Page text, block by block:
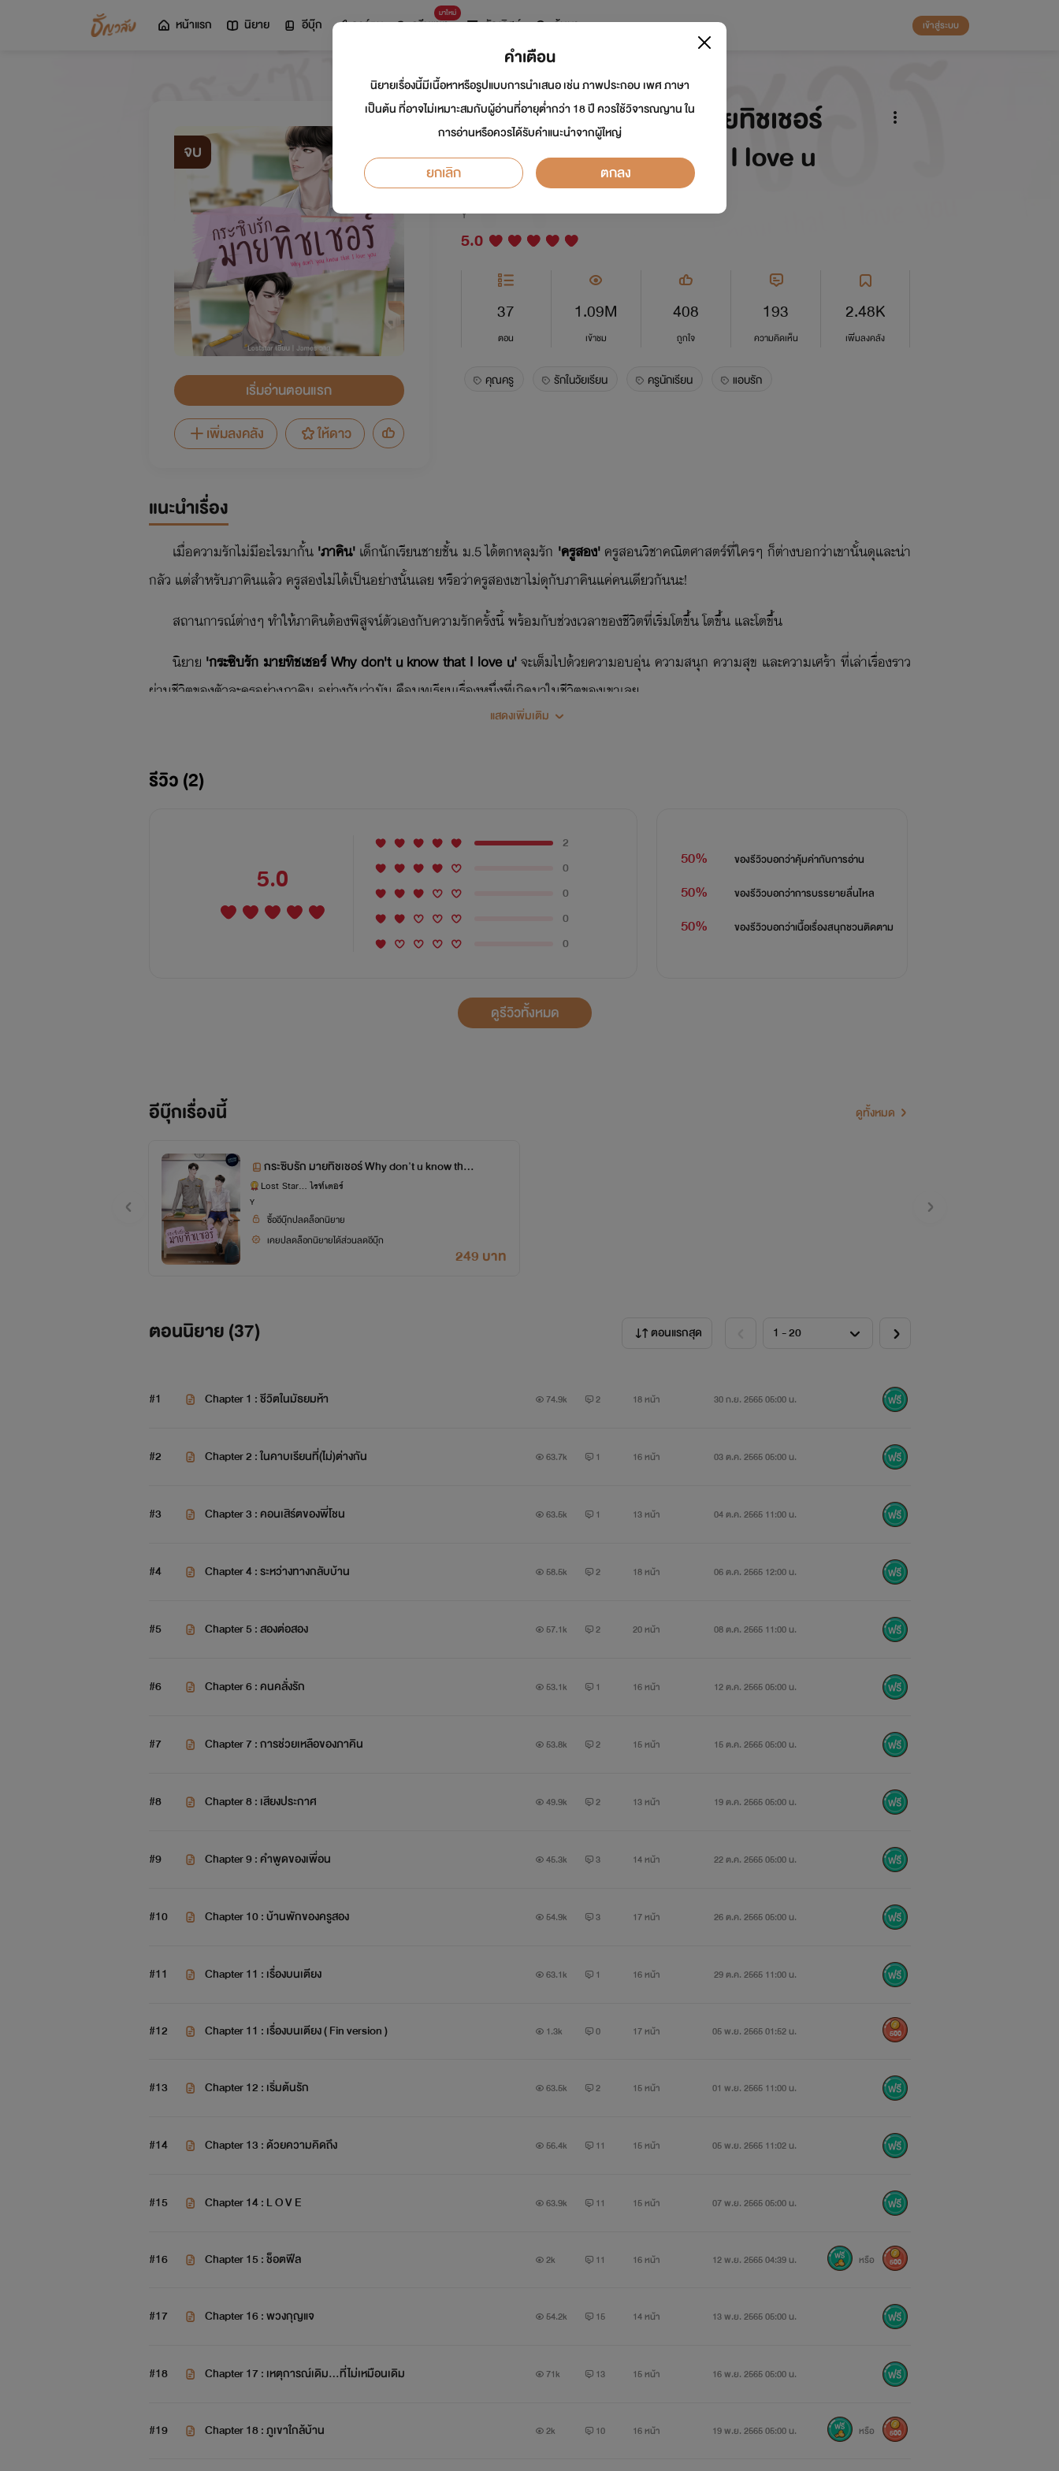
หน้าแรก นิยาย อีบุ๊ก การ์ตูน
มาใหม่
ดรีมแชท ธัญลิสต์ ค้นหา เข้าสู่ระบบ
จบ
เริ่มอ่านตอนแรก
เพิ่มลงคลัง
ให้ดาว
[จบแล้ว] กระซิบรัก มายทิชเชอร์
Why don't u know that I love u
นักเขียน:Lost Star... ไรท์เตอร์
Y
5.0
37
ตอน
1.09M
เข้าชม
408
ถูกใจ
193
ความคิดเห็น
2.48K
เพิ่มลงคลัง
คุณครู รักในวัยเรียน ครูนักเรียน แอบรัก
แนะนำเรื่อง
เมื่อความรักไม่มีอะไรมากั้น 'ภาคิน'​ เด็กนักเรียนชายชั้น ม.5 ได้ตกหลุมรัก 'ครูสอง'​ ครูสอนวิชาคณิตศาสตร์​ที่ใครๆ ก็ต่างบอกว่าเขานั้นดุและน่า
กลัว แต่สำหรับภาคินแล้ว ครูสองไม่ได้เป็นอย่างนั้นเลย หรือว่าครูสองเขาไม่ดุกับภาคินแค่คนเดียวกันนะ!
สถานการณ์​ต่างๆ ทำให้ภาคินต้องพิสูจน์ตัวเองกับความรักครั้งนี้ พร้อมกับช่วงเวลาของชีวิตที่เริ่มโตขึ้น โตขึ้น และโตขึ้น
นิยาย 'กระซิบรัก มายทิชเชอร์ Why don't u know that I love u'​จะเต็มไปด้วยความอบอุ่น ความสนุก ความสุข และความเศร้า ที่เล่าเรื่องราว
ผ่านชีวิตของตัวละครอย่างภาคิน อย่างกับว่ามัน คือบทเรียนเรื่องหนึ่งที่เกิดมาในชีวิตของเขาเลย
แสดงเพิ่มเติม
รีวิว (2)
5.0
2
0
0
0
0
50% ของรีวิวบอกว่าคุ้มค่ากับการอ่าน
50% ของรีวิวบอกว่าการบรรยายลื่นไหล
50% ของรีวิวบอกว่าเนื้อเรื่องสนุกชวนติดตาม
ดูรีวิวทั้งหมด
อีบุ๊กเรื่องนี้ ดูทั้งหมด
กระซิบรัก มายทิชเชอร์ Why don't u know that I
love u
Lost Star... ไรท์เตอร์
Y
ซื้ออีบุ๊กปลดล็อกนิยาย
เคยปลดล็อกนิยายได้ส่วนลดอีบุ๊ก
249 บาท
ตอนนิยาย (37) ตอนแรกสุด
#1 Chapter​ 1 : ชีวิตในมัธยมห้า 74.9k 2 18 หน้า 30 ก.ย. 2565 05:00 น.
#2 Chapter​ 2 : ในคาบเรียนที่(ไม่)ต่างกัน 63.7k 1 16 หน้า 03 ต.ค. 2565 05:00 น.
#3 Chapter​ 3 : คอนเสิร์ต​ของพี่โชน 63.5k 1 13 หน้า 04 ต.ค. 2565 11:00 น.
#4 Chapter​ 4 : ระหว่างทาง​กลับบ้าน 58.5k 2 18 หน้า 06 ต.ค. 2565 12:00 น.
#5 Chapter​ 5 : สองต่อสอง 57.1k 2 20 หน้า 08 ต.ค. 2565 11:00 น.
#6 Chapter​ 6 : คนคลั่งรัก 53.1k 1 16 หน้า 12 ต.ค. 2565 05:00 น.
#7 Chapter​ 7 : การช่วยเหลือของภาคิน 53.8k 2 15 หน้า 15 ต.ค. 2565 05:00 น.
#8 Chapter​ 8 : เสียงประกาศ 49.9k 2 13 หน้า 19 ต.ค. 2565 05:00 น.
#9 Chapter​ 9 : คำพูดของเพื่อน 45.3k 3 14 หน้า 22 ต.ค. 2565 05:00 น.
#10 Chapter 10 : บ้านพักของครูสอง 54.9k 3 17 หน้า 26 ต.ค. 2565 05:00 น.
#11 Chapter​ 11 : เรื่องบนเตียง 63.1k 1 16 หน้า 29 ต.ค. 2565 11:00 น.
#12 Chapter 11 : เรื่องบนเตียง ( Fin version ) 1.3k 0 17 หน้า 05 พ.ย. 2565 01:52 น. 500
#13 Chapter 12 : เริ่มต้นรัก 63.5k 2 15 หน้า 01 พ.ย. 2565 11:00 น.
#14 Chapter 13 : ด้วยความคิดถึง 56.4k 11 15 หน้า 05 พ.ย. 2565 11:02 น.
#15 Chapter 14 : L O V E 63.9k 11 15 หน้า 07 พ.ย. 2565 05:00 น.
#16 Chapter 15 : ช็อตฟีล 2k 11 16 หน้า 12 พ.ย. 2565 04:39 น. หรือ 500
#17 Chapter 16 : พวงกุญแจ 54.2k 15 14 หน้า 13 พ.ย. 2565 05:00 น.
#18 Chapter 17 : เหตุการณ์เดิม…ที่ไม่เหมือนเดิม 71k 13 15 หน้า 16 พ.ย. 2565 05:00 น.
#19 Chapter 18 : ภูเขาใกล้บ้าน 2k 10 16 หน้า 19 พ.ย. 2565 05:00 น. หรือ 500
คำเตือน
นิยายเรื่องนี้มีเนื้อหาหรือรูปแบบการนำเสนอ เช่น ภาพประกอบ เพศ ภาษา
เป็นต้น ที่อาจไม่เหมาะสมกับผู้อ่านที่อายุต่ำกว่า 18 ปี ควรใช้วิจารณญาน ใน
การอ่านหรือควรได้รับคำแนะนำจากผู้ใหญ่
ยกเลิก ตกลง